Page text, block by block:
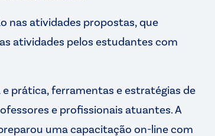
nas atividades propostas, que
atividades pelos estudantes com
prática, ferramentas e estratégias de
e profissionais atuantes. A
uma capacitação on-line com